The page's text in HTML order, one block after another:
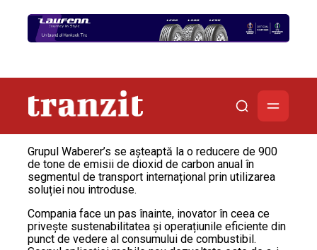
Grupul Waberer’s se așteaptă la o reducere de 900
de tone de emisii de dioxid de carbon anual în
segmentul de transport internațional prin utilizarea
soluției nou introduse.
Compania face un pas înainte, inovator în ceea ce
privește sustenabilitatea și operațiunile eficiente din
punct de vedere al consumului de combustibil.